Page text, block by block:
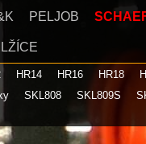
PELJOB
HR14 HR16 HR18
SKL808 SKL809S